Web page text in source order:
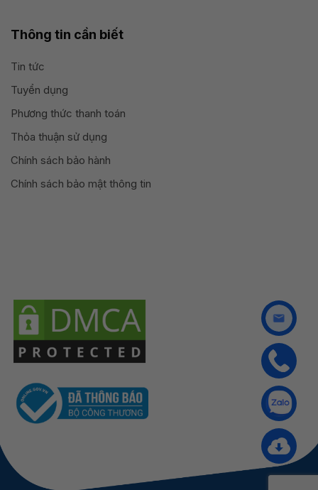
Thông tin cần biết
Tin tức
Tuyển dụng
Phương thức thanh toán
Thỏa thuận sử dụng
Chính sách bảo hành
Chính sách bảo mật thông tin